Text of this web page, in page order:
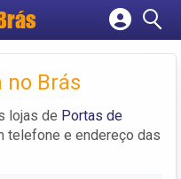
empresa
no Brás
lojas de Portas de
telefone e endereço das